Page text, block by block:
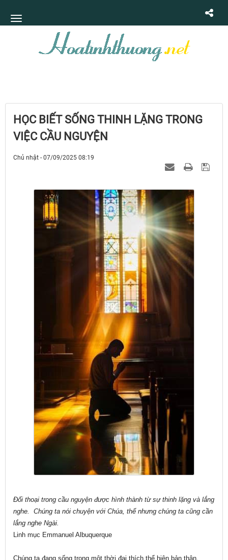
HỌC BIẾT SỐNG THINH LẶNG TRONG
VIỆC CẦU NGUYỆN
Chủ nhật - 07/09/2025 08:19
Đối thoại trong cầu nguyện được hình thành từ sự thinh lặng và lắng
nghe.
Chúng ta nói chuyện với Chúa, thế nhưng chúng ta cũng cần
lắng nghe Ngài.
Linh mục Emmanuel Albuquerque
Chúng ta đang sống trong một thời đại thích thể hiện bản thân.